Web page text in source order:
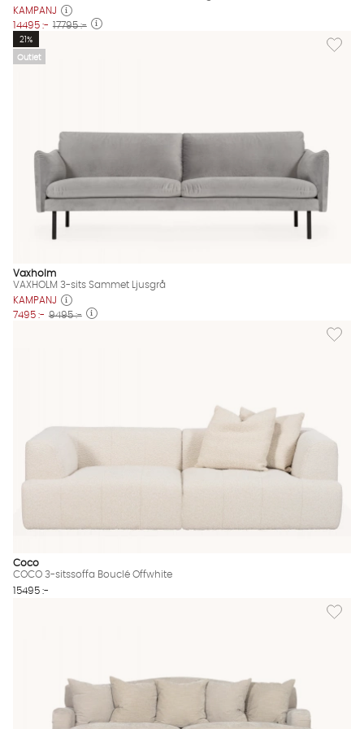
KAMPANJ
14495 :- 17795 :-
Outlet
Lägg
21%
Vaxholm
VAXHOLM 3-sits Sammet Ljusgrå
KAMPANJ
7495 :- 9495 :-
Lägg
Coco
COCO 3-sitssoffa Bouclé Offwhite
15495 :-
Lägg